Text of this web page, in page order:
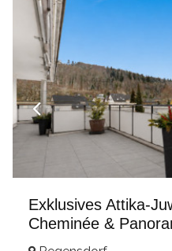
Exklusives Attika-
Cheminée &